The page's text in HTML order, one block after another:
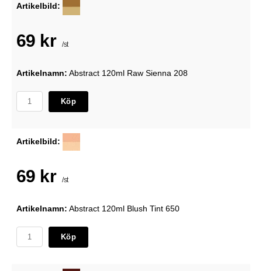
Artikelbild:
69 kr /st
Artikelnamn: Abstract 120ml Raw Sienna 208
Köp
Artikelbild:
69 kr /st
Artikelnamn: Abstract 120ml Blush Tint 650
Köp